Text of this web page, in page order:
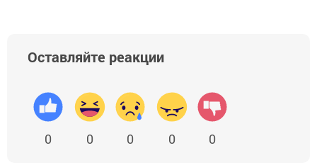
Оставляйте реакции
0 0 0 0 0